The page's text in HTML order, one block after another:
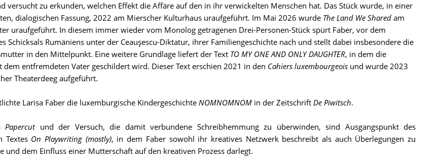
versucht zu erkunden, welchen Effekt die Affäre auf den in ihr verwickelten Menschen hat. Das Stück wurde, in einer
dialogischen Fassung, 2022 am Mierscher Kulturhaus uraufgeführt. Im Mai 2026 wurde The Land We Shared am
uraufgeführt. In diesem immer wieder vom Monolog getragenen Drei-Personen-Stück spürt Faber, vor dem
Schicksals Rumäniens unter der Ceauşescu-Diktatur, ihrer Familiengeschichte nach und stellt dabei insbesondere die
in den Mittelpunkt. Eine weitere Grundlage liefert der Text TO MY ONE AND ONLY DAUGHTER, in dem die
dem entfremdeten Vater geschildert wird. Dieser Text erschien 2021 in den Cahiers luxembourgeois und wurde 2023
Theaterdeeg aufgeführt.
Larisa Faber die luxemburgische Kindergeschichte NOMNOMNOM in der Zeitschrift De Piwitsch.
Papercutund der Versuch, die damit verbundene Schreibhemmung zu überwinden, sind Ausgangspunkt des
Textes On Playwriting (mostly), in dem Faber sowohl ihr kreatives Netzwerk beschreibt als auch Überlegungen zu
und dem Einfluss einer Mutterschaft auf den kreativen Prozess darlegt.